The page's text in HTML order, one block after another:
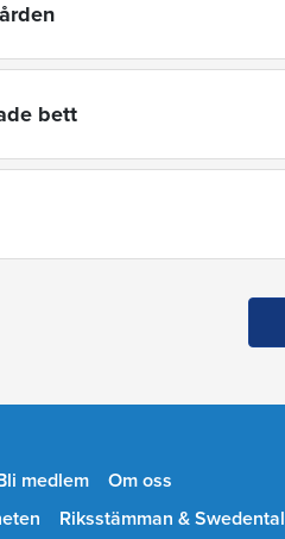
bett
medlem
Om oss
Riksstämman & Swedental